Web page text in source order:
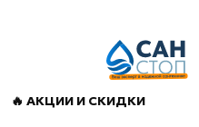
🔥 АКЦИИ И СКИДКИ